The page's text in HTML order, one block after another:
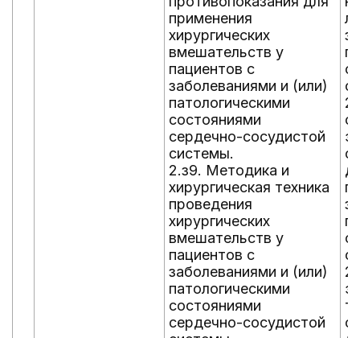
применения
хирургических
вмешательств у
пациентов с
заболеваниями и (или)
патологическими
состояниями
сердечно-сосудистой
системы.
2.з9. Методика и
хирургическая техника
проведения
хирургических
вмешательств у
пациентов с
заболеваниями и (или)
патологическими
состояниями
сердечно-сосудистой